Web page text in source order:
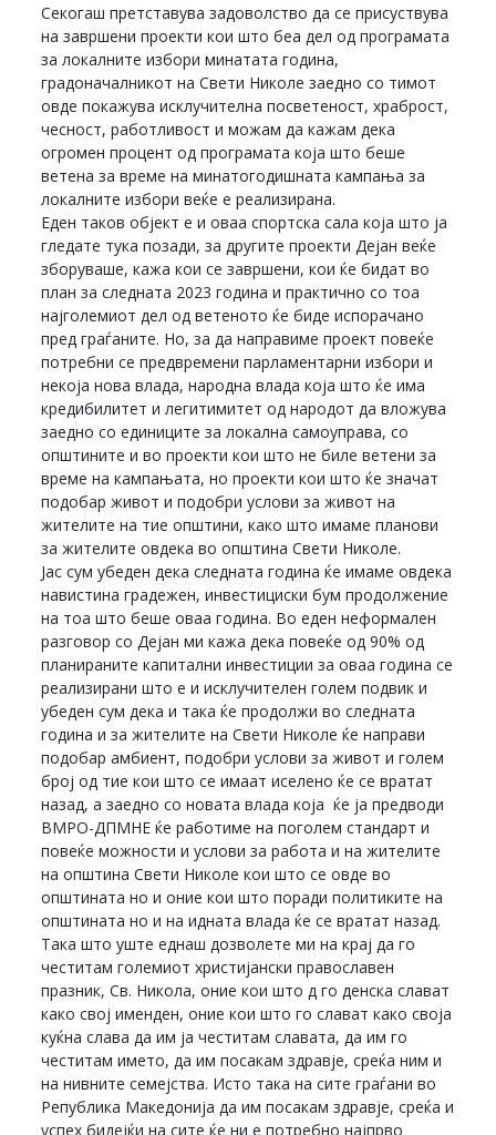
Секогаш претставува задоволство да се присуствува
на завршени проекти кои што беа дел од програмата
за локалните избори минатата година,
градоначалникот на Свети Николе заедно со тимот
овде покажува исклучителна посветеност, храброст,
чесност, работливост и можам да кажам дека
огромен процент од програмата која што беше
ветена за време на минатогодишната кампања за
локалните избори веќе е реализирана.
Еден таков објект е и оваа спортска сала која што ја
гледате тука позади, за другите проекти Дејан веќе
зборуваше, кажа кои се завршени, кои ќе бидат во
план за следната 2023 година и практично со тоа
најголемиот дел од ветеното ќе биде испорачано
пред граѓаните. Но, за да направиме проект повеќе
потребни се предвремени парламентарни избори и
некоја нова влада, народна влада која што ќе има
кредибилитет и легитимитет од народот да вложува
заедно со единиците за локална самоуправа, со
општините и во проекти кои што не биле ветени за
време на кампањата, но проекти кои што ќе значат
подобар живот и подобри услови за живот на
жителите на тие општини, како што имаме планови
за жителите овдека во општина Свети Николе.
Јас сум убеден дека следната година ќе имаме овдека
навистина градежен, инвестициски бум продолжение
на тоа што беше оваа година. Во еден неформален
разговор со Дејан ми кажа дека повеќе од 90% од
планираните капитални инвестиции за оваа година се
реализирани што е и исклучителен голем подвик и
убеден сум дека и така ќе продолжи во следната
година и за жителите на Свети Николе ќе направи
подобар амбиент, подобри услови за живот и голем
број од тие кои што се имаат иселено ќе се вратат
назад, а заедно со новата влада која ќе ја предводи
ВМРО-ДПМНЕ ќе работиме на поголем стандарт и
повеќе можности и услови за работа и на жителите
на општина Свети Николе кои што се овде во
општината но и оние кои што поради политиките на
општината но и на идната влада ќе се вратат назад.
Така што уште еднаш дозволете ми на крај да го
честитам големиот христијански православен
празник, Св. Никола, оние кои што д го денска слават
како свој именден, оние кои што го слават како своја
куќна слава да им ја честитам славата, да им го
честитам името, да им посакам здравје, среќа ним и
на нивните семејства. Исто така на сите граѓани во
Република Македонија да им посакам здравје, среќа и
успех бидејќи на сите ќе ни е потребно најпрво